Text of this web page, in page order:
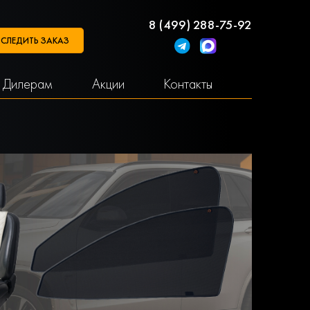
ЗАКАЗ
8 (499) 288-75-92
Дилерам Акции Контакты